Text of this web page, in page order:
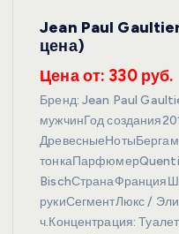
Jean Paul
цена)
Цена от: 330 руб.
Бренд: Jean Paul
мужчинГод
рукиСегментЛюкс /
ч.Концентрация: